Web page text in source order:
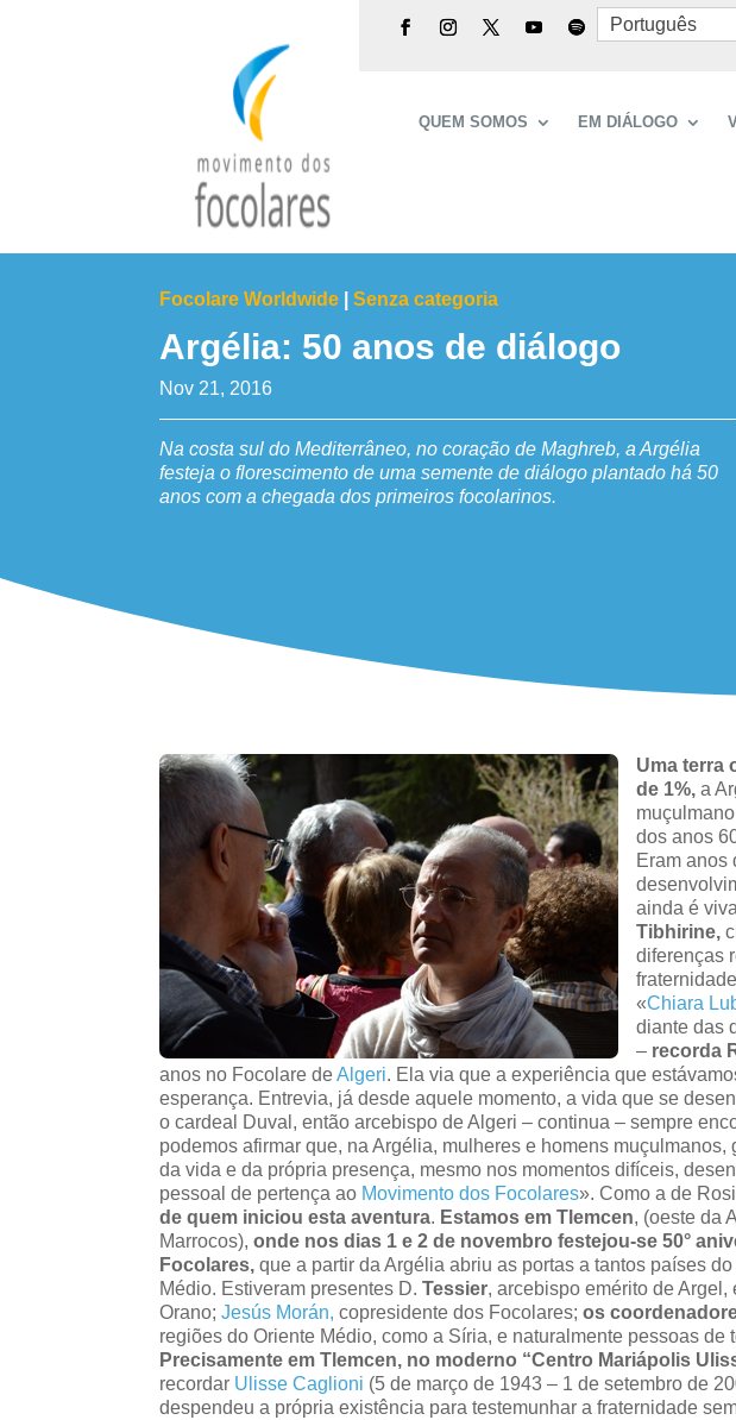
Português
QUEM SOMOS EM DIÁLOGO
Focolare Worldwide |Senza categoria
Argélia: 50 anos de diálogo
Nov 21, 2016
Na costa sul do Mediterrâneo, no coração de Maghreb, a Argélia
festeja o florescimento de uma semente de diálogo plantado há 50
anos com a chegada dos primeiros focolarinos.
Uma terra
de 1%, a
dos anos
Eram anos
ainda é
Tibhirine,
diferenças
«Chiara
diante das
– recorda
anos no Focolare deAlgeri. Ela via que a experiência que
esperança. Entrevia, já desde aquele momento, a vida que se
o cardeal Duval, então arcebispo de Algeri – continua – sempre
podemos afirmar que, na Argélia, mulheres e homens
da vida e da própria presença, mesmo nos momentos difíceis,
pessoal de pertença ao Movimento dos Focolares». Como a de
de quem iniciou esta aventura. Estamos em Tlemcen, (oeste da
Marrocos),onde nos dias 1 e 2 de novembro festejou-se 50°
Focolares, que a partir da Argélia abriu as portas a tantos países
Médio. Estiveram presentes D.Tessier, arcebispo emérito de Argel,
Orano;Jesús Morán,copresidente dos Focolares;os
regiões do Oriente Médio, como a Síria, e naturalmente pessoas de
Precisamente em Tlemcen, no moderno “Centro Mariápolis
recordar Ulisse Caglioni (5 de março de 1943 – 1 de setembro de
despendeu a própria existência para testemunhar a fraternidade